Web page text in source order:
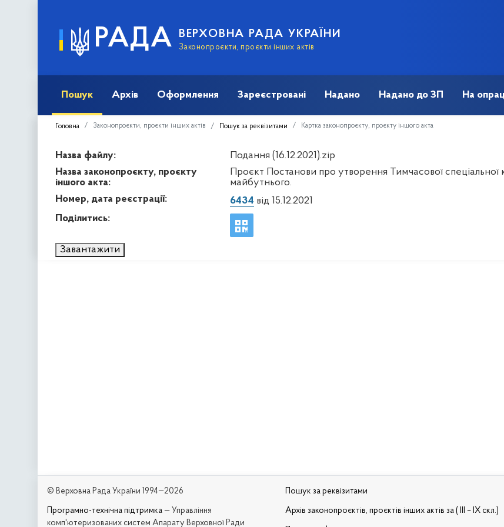
РАДА ВЕРХОВНА РАДА УКРАЇНИ
Законопроєкти, проєкти інших актів
Пошук Архів Оформлення Зареєстровані Надано Надано до ЗП На
Головна Законопроєкти, проєкти інших актів Пошук за реквізитами Картка законопроєкту, проєкту іншого акта
Назва файлу:
Подання (16.12.2021).zip
Назва законопроєкту, проєкту
іншого акта:
Проєкт Постанови про утворення Тимчасової спеціальної
майбутнього.
Номер, дата реєстрації:
6434 від 15.12.2021
Поділитись:
Завантажити
© Верховна Рада України 1994—2026
Програмно-технічна підтримка — Управління
комп'ютеризованих систем Апарату Верховної Ради
Пошук за реквізитами
Архів законопроєктів, проєктів інших актів за ( III – IX скл.)